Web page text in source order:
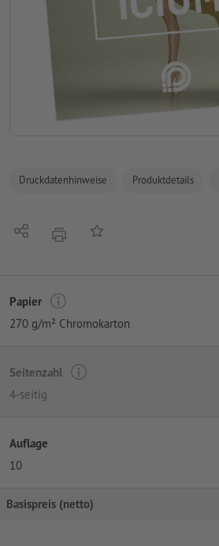
Druckdatenhinweise Produktdetails
Teilen DruckenAuf die Merkliste
Papier
270 g/m² Chromokarton
Seitenzahl
4-seitig
Auflage
10
Basispreis (netto)